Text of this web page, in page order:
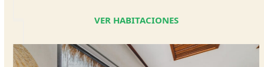
VER HABITACIONES